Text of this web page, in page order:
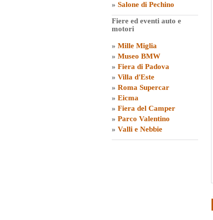
» Salone di Pechino
Fiere ed eventi auto e
motori
» Mille Miglia
» Museo BMW
» Fiera di Padova
» Villa d'Este
» Roma Supercar
» Eicma
» Fiera del Camper
» Parco Valentino
» Valli e Nebbie